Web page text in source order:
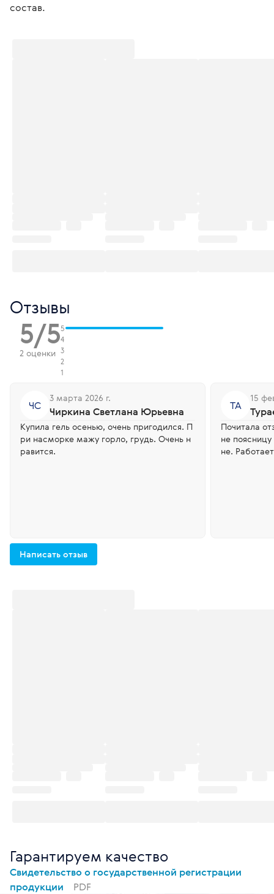
Отзывы
5/5
2 оценки
5
4
3
2
1
ЧС
3 марта 2026 г.
Чиркина Светлана Юрьевна
Купила гель осенью, очень пригодился. П
ри насморке мажу горло, грудь. Очень н
равится.
ТА
15
Почитала
не
не.
Написать отзыв
Гарантируем качество
Свидетельство о государственной регистрации
продукции
PDF